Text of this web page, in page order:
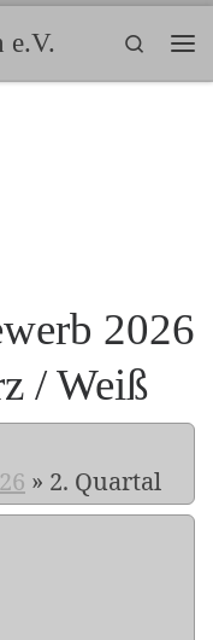
e.V.
Search
2026
/ Weiß
» 2. Quartal